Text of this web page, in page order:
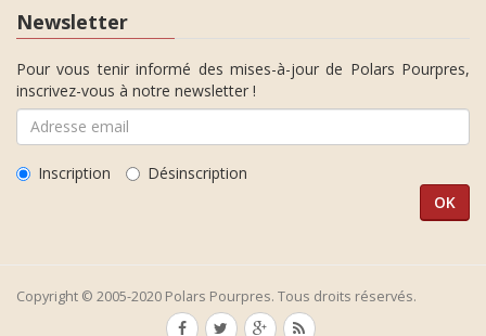
Newsletter
Pour vous tenir informé des mises-à-jour de Polars Pourpres,
inscrivez-vous à notre newsletter !
Inscription Désinscription
Copyright © 2005-2020 Polars Pourpres. Tous droits réservés.